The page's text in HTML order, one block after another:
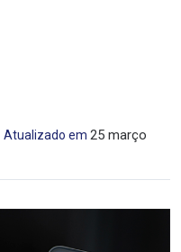
Atualizado em 25 março